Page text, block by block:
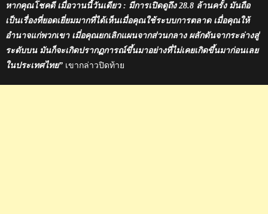
หากคุณโชคดี เมื่อวานนี้วันเดียว : มีการเปิดดูถึง 28.8 ล้านครั้ง มันถือ
เป็นเรื่องที่ยอดเยี่ยมมากที่ได้เห็นเมื่อคุณใช้ระบบการตลาด เมื่อคุณให้
อำนาจแก่พวกเขา เมี่อคุณยกเลิกแผนจากส่วนกลาง ผลักดันจากระล่างสู่
ระดับบน มันก็จะเกิดปรากฏการณ์ขึ้นมาอย่างที่ไม่เคยเกิดขึ้นมาก่อนเลย
ในประเทศไทย”เขากล่าวปิดท้าย